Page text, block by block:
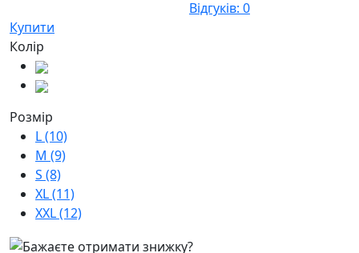
Відгуків: 0
Купити
Колір
Розмір
L (10)
M (9)
S (8)
XL (11)
XXL (12)